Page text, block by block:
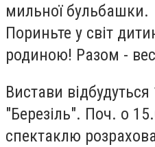
мильної бульбашки.
Пориньте у світ
родиною! Разом -
Вистави
"Березіль". Поч. о
спектаклю